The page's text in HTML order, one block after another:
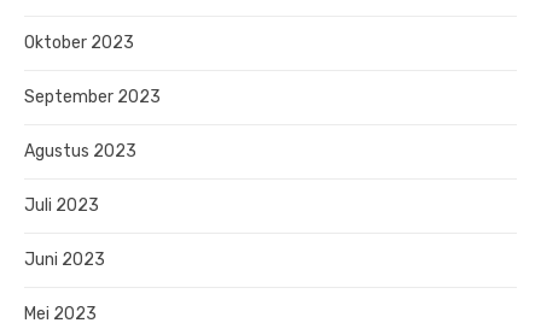
Oktober 2023
September 2023
Agustus 2023
Juli 2023
Juni 2023
Mei 2023